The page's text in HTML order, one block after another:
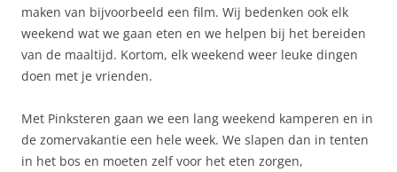
maken van bijvoorbeeld een film. Wij bedenken ook elk
weekend wat we gaan eten en we helpen bij het bereiden
van de maaltijd. Kortom, elk weekend weer leuke dingen
doen met je vrienden.
Met Pinksteren gaan we een lang weekend kamperen en in
de zomervakantie een hele week. We slapen dan in tenten
in het bos en moeten zelf voor het eten zorgen,